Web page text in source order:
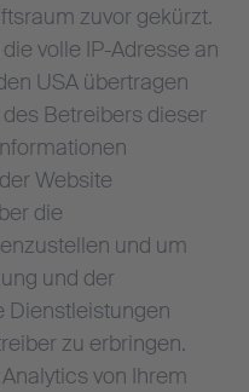
zuvor gekürzt.
volle IP-Adresse an
USA übertragen
Betreibers dieser
Website
die
und um
und der
Dienstleistungen
zu erbringen.
von Ihrem